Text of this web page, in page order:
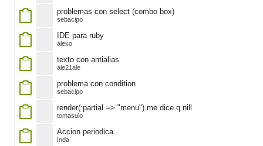
problemas con select (combo box)
sebacipo
IDE para ruby
alexo
texto con antialias
ale21ale
problema con condition
sebacipo
render(:partial => "menu") me dice q nill
tomasulo
Accion periodica
Inda